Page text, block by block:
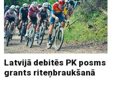
Latvijā debitēs PK posms
grants riteņbraukšanā